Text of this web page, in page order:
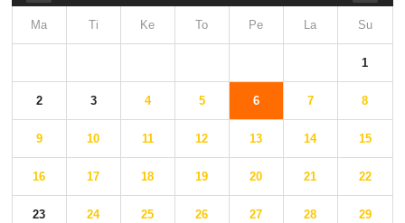
Ma Ti Ke To Pe La Su
1
2 3 4 5 6 7 8
9 10 11 12 13 14 15
16 17 18 19 20 21 22
23 24 25 26 27 28 29